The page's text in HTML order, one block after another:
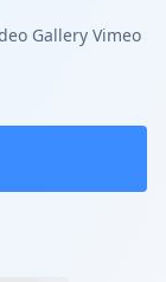
Gallery Vimeo